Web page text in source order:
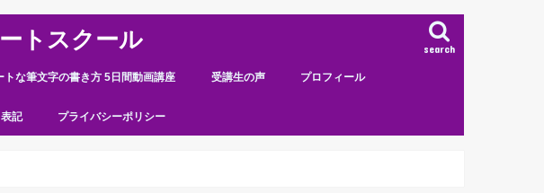
トスクール search
トな筆文字の書き方 5日間動画講座 受講生の声 プロフィール
記 プライバシーポリシー